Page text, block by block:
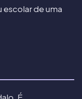
de uma